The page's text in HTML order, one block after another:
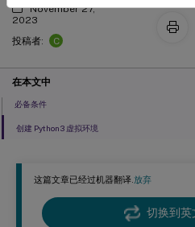
这篇文章已经过机器翻译.放弃
切换到英
November 27,
2023
投稿者:
C
在本文中
必备条件
创建 Python3 虚拟环境